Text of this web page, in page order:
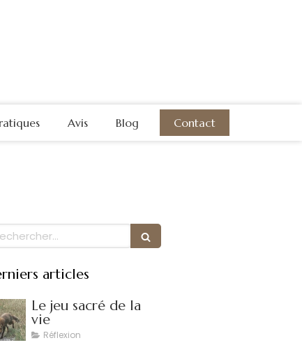
Avis Blog Contact
articles
Le jeu sacré de la
vie
Réflexion